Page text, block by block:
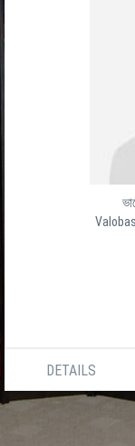
DETAILS